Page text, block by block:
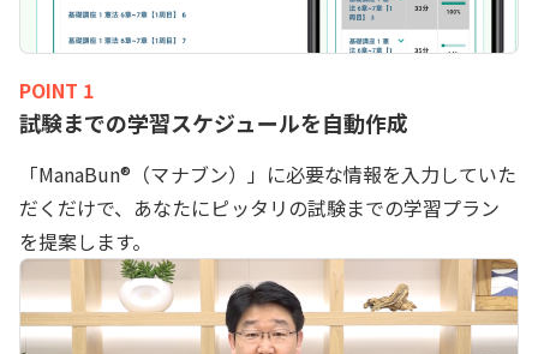
POINT 1
試験までの学習スケジュールを自動作成
「ManaBun®（マナブン）」に必要な情報を入力していた
だくだけで、あなたにピッタリの試験までの学習プラン
を提案します。